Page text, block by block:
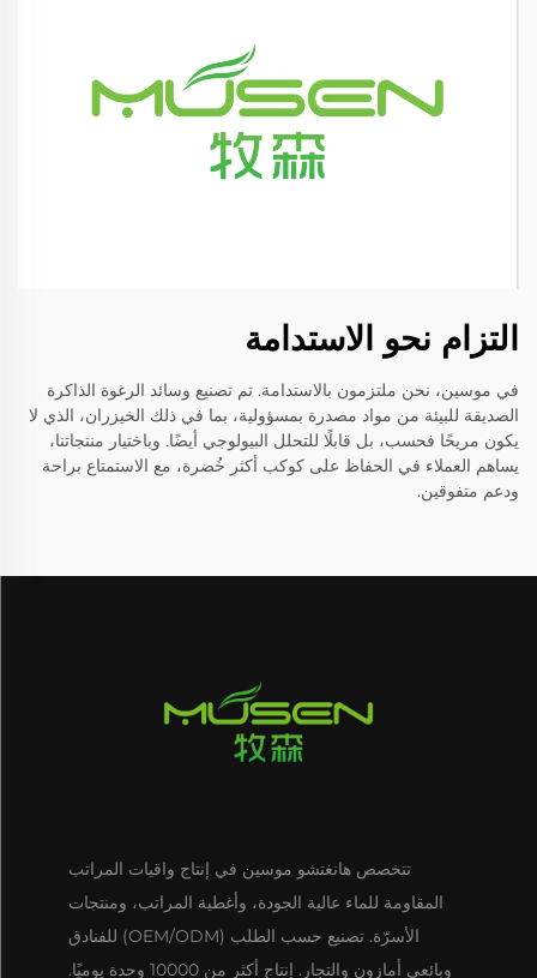
التزام نحو الاستدامة
في موسين، نحن ملتزمون بالاستدامة. تم تصنيع وسائد الرغوة الذاكرة
الصديقة للبيئة من مواد مصدرة بمسؤولية، بما في ذلك الخيزران، الذي لا
يكون مريحًا فحسب، بل قابلًا للتحلل البيولوجي أيضًا. وباختيار منتجاتنا،
يساهم العملاء في الحفاظ على كوكب أكثر خُضرة، مع الاستمتاع براحة
ودعم متفوقين.
تتخصص هانغتشو موسين في إنتاج واقيات المراتب
المقاومة للماء عالية الجودة، وأغطية المراتب، ومنتجات
الأسرّة. تصنيع حسب الطلب (OEM/ODM) للفنادق
وبائعي أمازون والتجار. إنتاج أكثر من 10000 وحدة يوميًا.